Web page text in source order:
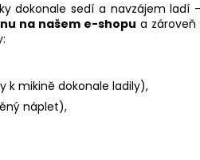
dokonale sedí a navzájem ladí
na našem e-shopu a zároveň
k mikině dokonale ladily),
náplet),